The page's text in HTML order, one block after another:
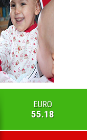
EURO
55.18